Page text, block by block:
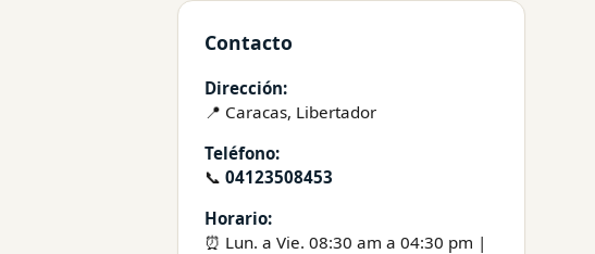
Contacto
Dirección:
📍 Caracas, Libertador
Teléfono:
📞 04123508453
Horario:
⏰ Lun. a Vie. 08:30 am a 04:30 pm |